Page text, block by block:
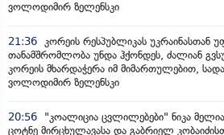
ვოლოდიმირ ზელენსკი
21:36 კორეის რესპუბლიკას უკრაინასთან
თანამშრომლობა უნდა ჰქონდეს, ძალიან
კორეის მხარდაჭერა იმ მიმართულებით,
ვოლოდიმირ ზელენსკი
20:56
"კოალიცია ცვლილებები" ნიკა
ცოტნე მირცხულავასა და გაბრიელ